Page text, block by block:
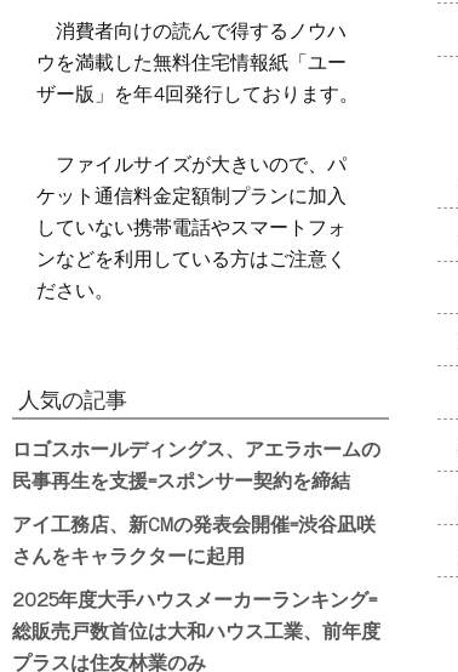
消費者向けの読んで得するノウハ
ウを満載した無料住宅情報紙「ユー
ザー版」を年4回発行しております。
ファイルサイズが大きいので、パ
ケット通信料金定額制プランに加入
していない携帯電話やスマートフォ
ンなどを利用している方はご注意く
ださい。
人気の記事
ロゴスホールディングス、アエラホームの
民事再生を支援=スポンサー契約を締結
アイ工務店、新CMの発表会開催=渋谷凪咲
さんをキャラクターに起用
2025年度大手ハウスメーカーランキング=
総販売戸数首位は大和ハウス工業、前年度
プラスは住友林業のみ